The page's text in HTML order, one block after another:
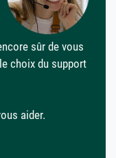
sûr de vous
choix du support
aider.